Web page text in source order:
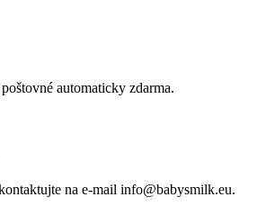
automaticky zdarma.
na e-mail info@babysmilk.eu.